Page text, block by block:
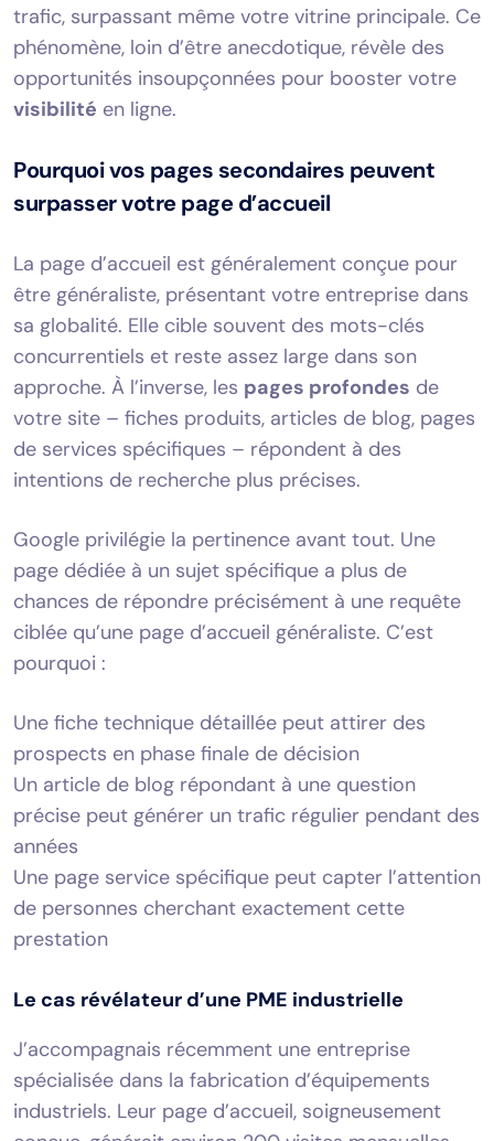
trafic, surpassant même votre vitrine principale. Ce
phénomène, loin d’être anecdotique, révèle des
opportunités insoupçonnées pour booster votre
visibilité en ligne.
Pourquoi vos pages secondaires peuvent
surpasser votre page d’accueil
La page d’accueil est généralement conçue pour
être généraliste, présentant votre entreprise dans
sa globalité. Elle cible souvent des mots-clés
concurrentiels et reste assez large dans son
approche. À l’inverse, les pages profondes de
votre site – fiches produits, articles de blog, pages
de services spécifiques – répondent à des
intentions de recherche plus précises.
Google privilégie la pertinence avant tout. Une
page dédiée à un sujet spécifique a plus de
chances de répondre précisément à une requête
ciblée qu’une page d’accueil généraliste. C’est
pourquoi :
Une fiche technique détaillée peut attirer des
prospects en phase finale de décision
Un article de blog répondant à une question
précise peut générer un trafic régulier pendant des
années
Une page service spécifique peut capter l’attention
de personnes cherchant exactement cette
prestation
Le cas révélateur d’une PME industrielle
J’accompagnais récemment une entreprise
spécialisée dans la fabrication d’équipements
industriels. Leur page d’accueil, soigneusement